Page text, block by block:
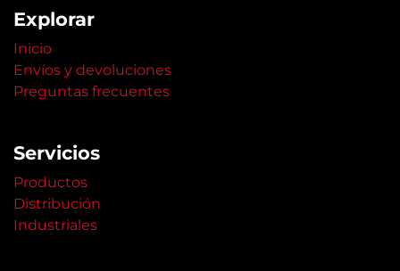
Explorar
Inicio
Envíos y devoluciones
Preguntas frecuentes
Servicios
Productos
Distribución
Industriales